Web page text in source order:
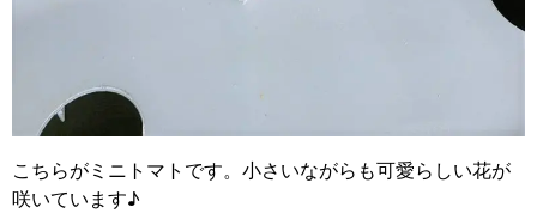
こちらがミニトマトです。小さいながらも可愛らしい花が
咲いています♪